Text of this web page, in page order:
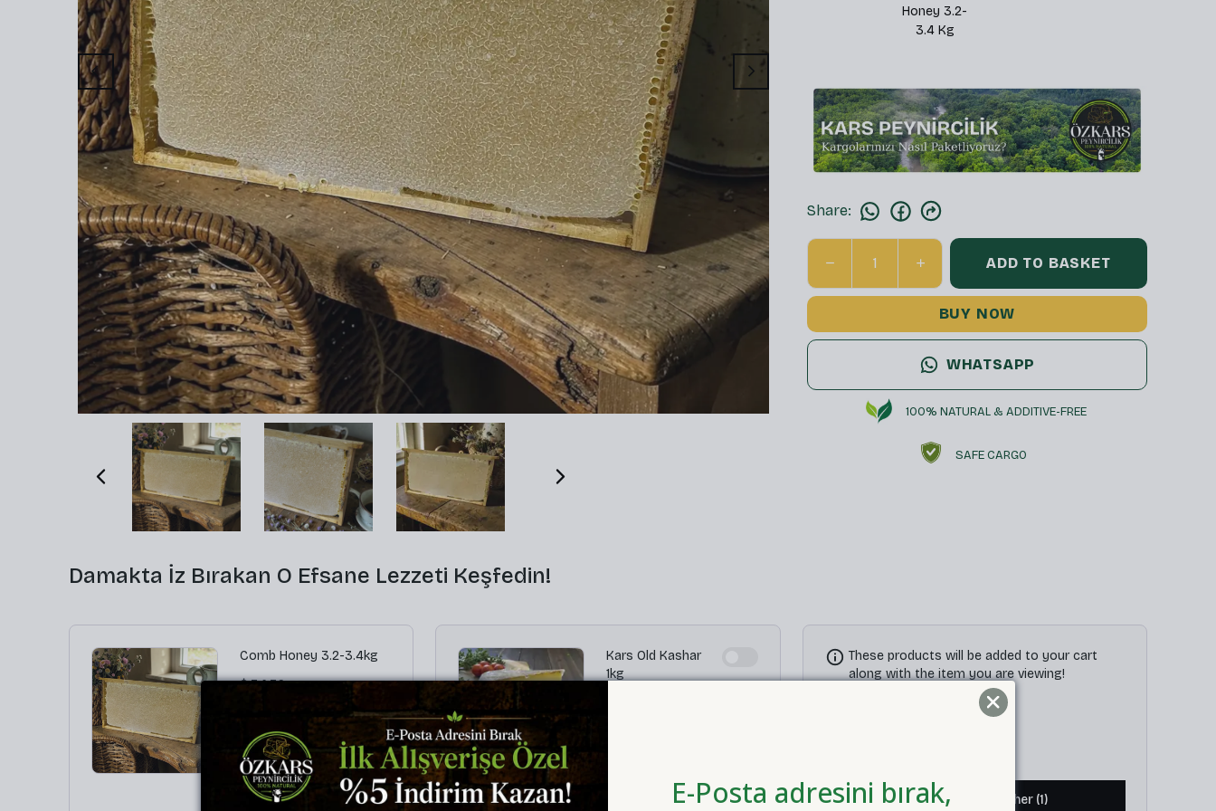
(Analyzed)
Kars Honey
460 gr
Honey 3.2-
Share:
ADD TO BASKET
BUY NOW
WHATSAPP
100% NATURAL & ADDITIVE-FREE
SAFE CARGO
Damakta İz Bırakan O Efsane Lezzeti Keşfedin!
Comb Honey 3.2-3.4kg
$ 34.70
Kars Old Kashar
1kg
These products will be added to your cart
along with the item you are viewing!
Add to Cart Together (1)
E-Posta adresini bırak,